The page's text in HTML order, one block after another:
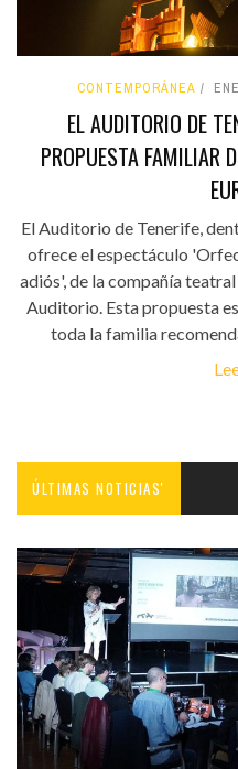
CONTEMPORÁNEA
EL AUDITORIO DE
PROPUESTA FAMILIAR
El Auditorio de Tenerife,
ofrece el espectáculo
adiós', de la compañía
Auditorio. Esta propuesta
toda la familia
ÚLTIMAS NOTICIAS'